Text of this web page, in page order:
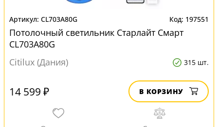
CL703A80G 197551
Потолочный светильник Старлайт Смарт
CL703A80G
Citilux (Дания)
315 шт.
14 599 ₽ В КОРЗИНУ